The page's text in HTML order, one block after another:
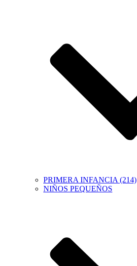
PRIMERA INFANCIA (214)
NIÑOS PEQUEÑOS